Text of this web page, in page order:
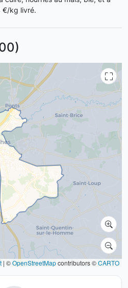
€/kg livré.
| ©OpenStreetMapcontributors ©CARTO